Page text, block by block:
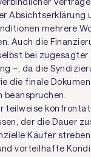
Absichtserklärung
mehrere
Auch die
bei zugesagter
–, da die
die finale
beanspruchen.
teilweise
der die Dauer
Käufer
vorteilhafte